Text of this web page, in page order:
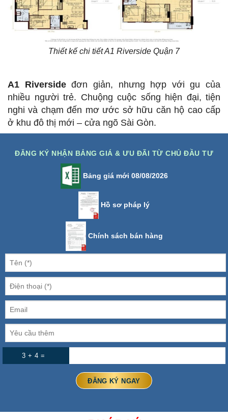
Thiết kế chi tiết A1 Riverside Quận 7
A1 Riversideđơn giản, nhưng hợp với gu của
nhiều người trẻ. Chuộng cuộc sống hiện đại, tiện
nghi và chạm đến mơ ước sở hữu căn hộ cao cấp
ở khu đô thị mới – cửa ngõ Sài Gòn.
ĐĂNG KÝ NHẬN BẢNG GIÁ & ƯU ĐÃI TỪ CHỦ ĐẦU TƯ
Bảng giá mới 08/08/2026
Hồ sơ pháp lý
Chính sách bán hàng
3 + 4 =